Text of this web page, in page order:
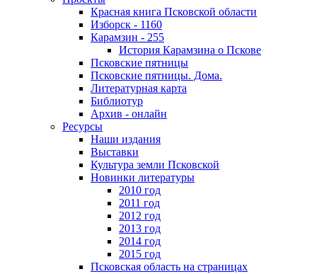
Красная книга Псковской области
Изборск - 1160
Карамзин - 255
История Карамзина о Пскове
Псковские пятницы
Псковские пятницы. Дома.
Литературная карта
Библиотур
Архив - онлайн
Ресурсы
Наши издания
Выставки
Культура земли Псковской
Новинки литературы
2010 год
2011 год
2012 год
2013 год
2014 год
2015 год
Псковская область на страницах